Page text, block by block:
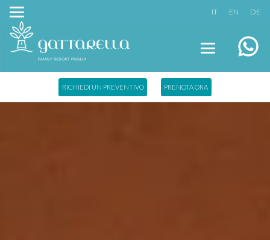
IT EN DE
RICHIEDI UN PREVENTIVO PRENOTA ORA